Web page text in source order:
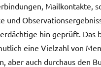
Mailkontakte,
und
hin geprüft. Das
eine Vielzahl von
aber auch durchaus den